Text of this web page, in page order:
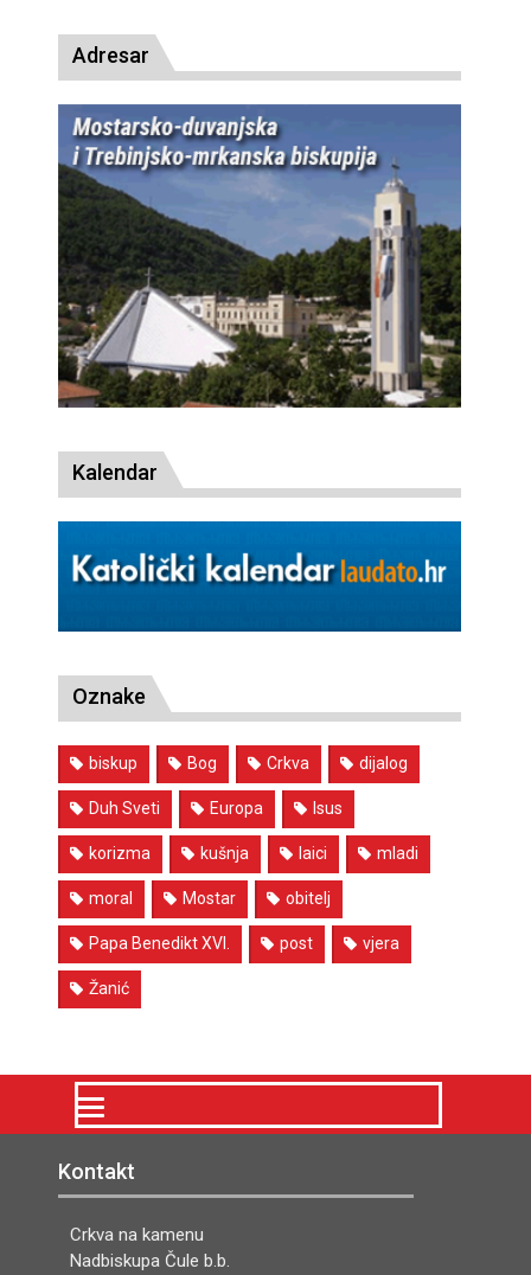
Adresar
Kalendar
Oznake
biskup Bog Crkva dijalog
Duh Sveti Europa Isus
korizma kušnja laici mladi
moral Mostar obitelj
Papa Benedikt XVI. post vjera
Žanić
Kontakt
Crkva na kamenu
Nadbiskupa Čule b.b.